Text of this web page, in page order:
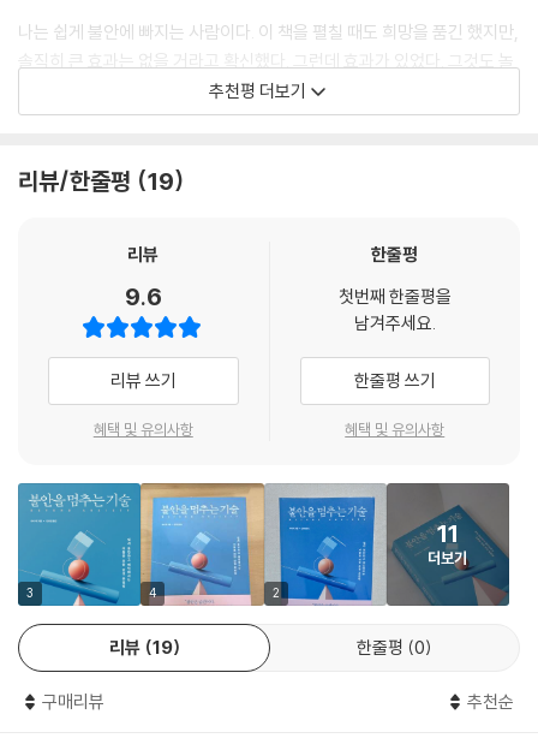
다. 좌뇌에서 소용돌이가 일어나면 공포심이 불꽃처럼 피어올라 어떻게든
상황을 통제하고픈 마음이 든다. 반면, 우뇌에서 소용돌이가 일어나면 ‘호
기심’이 불꽃처럼 일어 무언가를 ‘창조하고픈’ 마음이 든다.
--- p.65
여러분도 아주아주 천천히, 자신 안에서 가장 강렬한 불안을 터뜨리는 신
경 체계의 일부와 연결될 차례다. 이 방법은, 여러분을 원치 않는 방어의 폭
어날 수 있도록 돕는다. 이제부터 소개할 지침을 따라가는 동안에는 절대
로 서두르지 말자. 불안 촉발 요인을 해제하려면 여러 번의 반복이 필요할
수도 있다. 그래도 괜찮다. 이 훈련에서 진정한 성공의 열쇠는 속도가 아니
라 ‘지속’이다. 겁먹은 동물을 훈련시킬 때도, 천천히 나아가는 것이 가장
빠른 길이 된다. 그러니 분명하게 약속할 수 있다. 지금 기울이는 이 노력
은, 충분히 그만한 가치가 있다.
IFS 치료의 목적은 전문가가 나서서 환자를 ‘고치는’ 데 있지 않다. 치료사
는 다만 환자가 자신의 핵심 자아인 ‘참나’와 연결되도록 돕고, 그 ‘참나’가
가장 깊은 수준에서, 근본적인 회복을 이끌도록 하는 것이 진정한 목표다.
여러분 역시 언제든지 여러분만의 ‘참나’를 만날 수 있다. 그리고 그 ‘참
나’는 여러분의 불안을 가라앉히고 즐겁고 평화로운 삶을 누리게 할 방법
을 지구상의 다른 어떤 누구보다도 잘 알고 있다.
--- p.174
참나의 지침 아래 내면의 조화로 나아가는 이 변화는, 우리가 세상 속에서
승려들, 사소한 불안에 사로잡혀 관계와 일상을 잃을 뻔했던 사람들의 이
야기는 불안을 잠재우고 전환하는 과정이 어떻게 새로운 삶의 문을 여는지
매달리지 않고 사회적 불안 속에서도 자신을 지키는 힘을 길러준다. 작은
를 만들어가도록 이끈다. 불안을 대하는 태도가 달라지는 순간, 우리 삶의
방향도 완전히 달라질 수 있다.
“불안을 이해하고 다루는 순간, 가장 나다운 삶이 시작된다.”
· 불안을 넘어서, 새로운 삶을 창조하는 3단계 기술
불안을 멈추는 건 끝이 아니라 새로운 출발이다. 중요한 것은 그 불안을 어
술』은 불안을 억누르는 데 그치지 않고, 그 에너지를 자기답게 살아가는 힘
으로 바꾸는 법을 알려준다. 일상에서 바로 적용할 수 있는 작은 연습부터
시작해 누구나 따라할 수 있는 구체적인 방법까지 담겨 있다. 저자 마사 벡
은 불안이 단순한 감정 조절의 문제가 아니라 삶 전반의 주도성과 연결된
다고 강조하며, 꾸준한 훈련을 통해 불안에 휘둘리지 않고 오히려 활용할
수 있다고 말한다. 이 책은 이를 위한 3단계 전략을 제시하며 총 3부로 구
성되어 있다.
나는 쉽게 불안에 빠지는 사람이다. 이 책을 펼칠 때도 희망을 품긴 했지만,
솔직히 큰 효과는 없을 거라고 확신했다. 그런데 효과가 있었다. 그것도 놀
라운 효과가 있었다. 책 곳곳에 담긴 주옥같은 지침들 덕분에 조금이나마
내 삶을 되찾았다. “고맙고 또 고맙습니다, 마사 벡. 당신이 또 해냈군요!”
이 방법들은 그녀가 자신의 내면뿐 아니라 외부 세계와의 관계를 바꾸는
을 보여준 마사 벡에게 깊은 감사를 전한다.
- 리처드 슈워츠 (내면가족체계연구소(IFS · Internal Family Systems Insti
tute)의 설립자 겸 『내가 기다리던 사람은 바로 나(You Are the One You’ve
리가 알고 있는 불안에 관한 모든 통념을 뒤집고, 이를 극복하는 길을 제시
한다. 정말 이 책을 사랑하지 않을 수 없다!
- 마시 시모프 (『이유 없이 행복하라』 저자)
마사 벡은 우리가 느끼는 부정적인 감정에 대해 꼭 알아야 할 중요한 교훈
을 전한다. 그 감정들을 없애는 것이 아니라, 이해하고 배우며 그 안에서 성
장하는 것이 진짜 목표라는 것이다. 바로 그 변화가 여러분의 삶을 변화시
킬 수 있다.
추천평 더보기
리뷰/한줄평 19
리뷰
9.6
리뷰 쓰기
혜택 및 유의사항
한줄평
첫번째 한줄평을
남겨주세요.
한줄평 쓰기
혜택 및 유의사항
3 4 2
11
더보기
리뷰 19 한줄평 0
구매리뷰 추천순